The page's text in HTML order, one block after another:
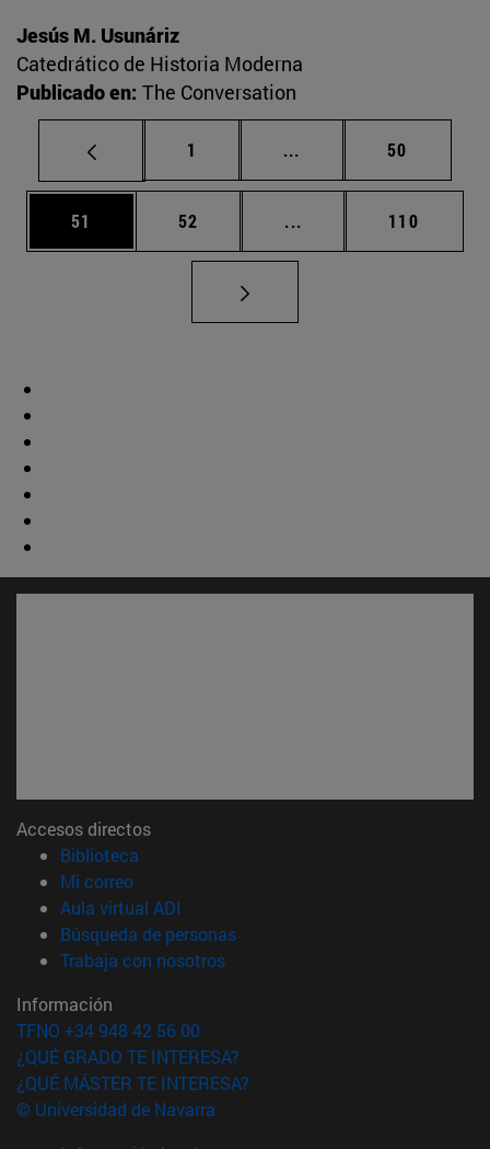
Jesús M. Usunáriz
Catedrático de Historia Moderna
Publicado en: The Conversation
Página
1 ... Páginas intermedias
Página
50
Página
51 Página
52 ... Páginas intermedias
Página
110
Accesos directos
Biblioteca
Mi correo(abre en nueva ventana)
Aula virtual ADI
Búsqueda de personas(abre en nueva ventana)
Trabaja con nosotros(abre en nueva ventana)
Información
TFNO +34 948 42 56 00
¿QUÉ GRADO TE INTERESA?
¿QUÉ MÁSTER TE INTERESA?
© Universidad de Navarra